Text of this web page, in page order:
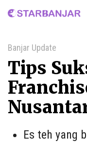
Home
Banjar Update
Tips
Es teh yang